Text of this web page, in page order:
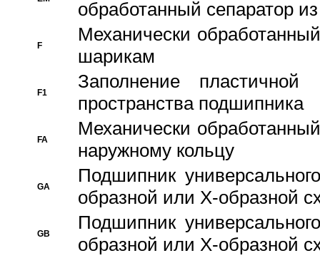
обработанный сепаратор
F
Механически
шарикам
F1
Заполнение
пространства подшипника
FA
Механически
наружному кольцу
GA
Подшипник
образной или Х-образной
GB
Подшипник
образной или Х-образной